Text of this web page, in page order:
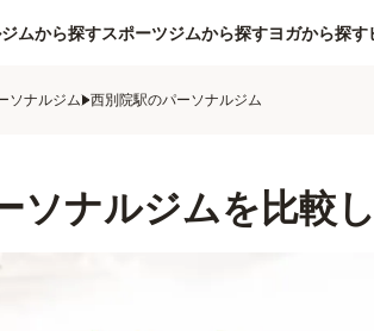
ムから探すスポーツジムから探すヨガから探す
ソナルジム 西別院駅のパーソナルジム
ソナルジムを比較